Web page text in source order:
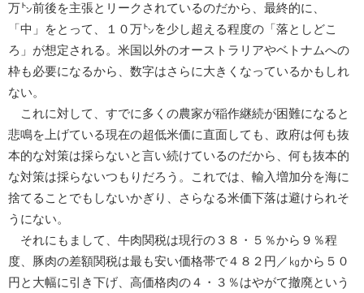
万㌧前後を主張とリークされているのだから、最終的に、
「中」をとって、１０万㌧を少し超える程度の「落としどこ
ろ」が想定される。米国以外のオーストラリアやベトナムへの
枠も必要になるから、数字はさらに大きくなっているかもしれ
ない。
これに対して、すでに多くの農家が稲作継続が困難になると
悲鳴を上げている現在の超低米価に直面しても、政府は何も抜
本的な対策は採らないと言い続けているのだから、何も抜本的
な対策は採らないつもりだろう。これでは、輸入増加分を海に
捨てることでもしないかぎり、さらなる米価下落は避けられそ
うにない。
それにもまして、牛肉関税は現行の３８・５％から９％程
度、豚肉の差額関税は最も安い価格帯で４８２円／㎏から５０
円と大幅に引き下げ、高価格肉の４・３％はやがて撤廃という